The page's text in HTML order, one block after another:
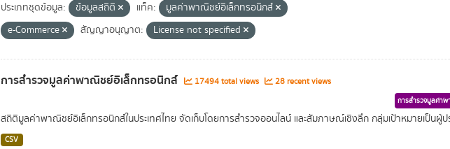
ประเภทชุดข้อมูล: ข้อมูลสถิติ แท็ค:
มูลค่าพาณิชย์อิเล็กทรอนิกส์
e-Commerce
สัญญาอนุญาต: License not specified
การสำรวจมูลค่าพาณิชย์อิเล็กทรอนิกส์ 17494 total views 28 recent views
การสำรวจมูลค่า
สถิติมูลค่าพาณิชย์อิเล็กทรอนิกส์ในประเทศไทย จัดเก็บโดยการสำรวจออนไลน์ และสัมภาษณ์เชิงลึก กลุ่มเป้าหมายเป็น
CSV